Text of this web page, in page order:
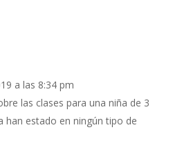
a las 8:34 pm
las clases para una niña de 3
han estado en ningún tipo de